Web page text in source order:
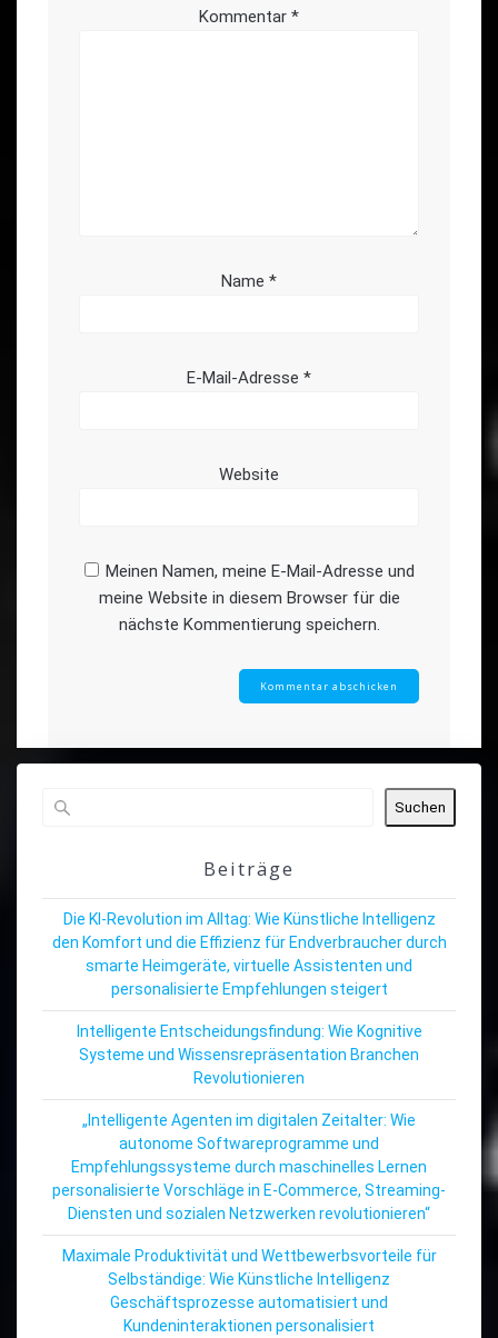
Kommentar *
Name *
E-Mail-Adresse *
Website
Meinen Namen, meine E-Mail-Adresse und
meine Website in diesem Browser für die
nächste Kommentierung speichern.
Suchen
Beiträge
Die KI-Revolution im Alltag: Wie Künstliche Intelligenz
den Komfort und die Effizienz für Endverbraucher durch
smarte Heimgeräte, virtuelle Assistenten und
personalisierte Empfehlungen steigert
Intelligente Entscheidungsfindung: Wie Kognitive
Systeme und Wissensrepräsentation Branchen
Revolutionieren
„Intelligente Agenten im digitalen Zeitalter: Wie
autonome Softwareprogramme und
Empfehlungssysteme durch maschinelles Lernen
personalisierte Vorschläge in E-Commerce, Streaming-
Diensten und sozialen Netzwerken revolutionieren“
Maximale Produktivität und Wettbewerbsvorteile für
Selbständige: Wie Künstliche Intelligenz
Geschäftsprozesse automatisiert und
Kundeninteraktionen personalisiert